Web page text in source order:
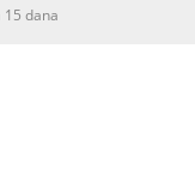
dana